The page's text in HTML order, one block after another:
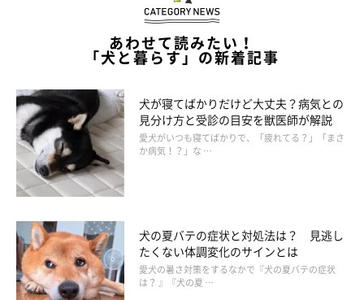
【これはNG！】ドッグランなどで急に思いきり走らせた
り、ジャンプさせたりする
足腰を鍛えようと、急に猛ダッシュさせたり、無理に高くジャン
プさせると、関節を痛めたりケガをすることが。とくにシニア犬
は負担になりやすいのでNG。足腰機能を維持するためには、負
担になりにくい方法で、じっくりと筋肉を動かして。
いかがでしたか？ 簡単な方法なので、今すぐ始めて元気な20才
を目指しましょう！
お話を伺った先生／日本大学生物資源科学部獣医学科教授、博士
あわせて読みたい！
「犬と暮らす」の新着記事
犬が寝てばかりだけど大丈夫？病気との
見分け方と受診の目安を獣医師が解説
愛犬がいつも寝てばかりで、「疲れてる？」「まさ
か病気！？」な …
犬の夏バテの症状と対処法は？ 見逃し
たくない体調変化のサインとは
愛犬の暑さ対策をするなかで『犬の夏バテの症状
は？ 』『犬の夏 …